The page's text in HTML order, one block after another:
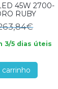
45W 2700-
RUBY
3/5 dias úteis